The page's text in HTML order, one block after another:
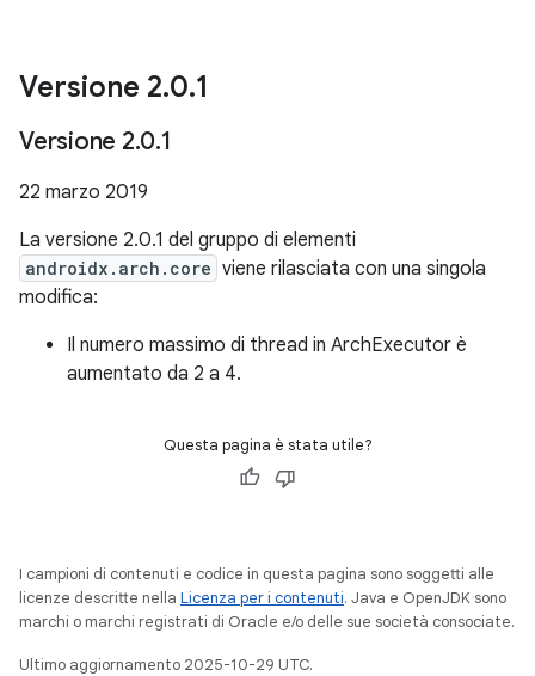
Versione 2.0.1
Versione 2.0.1
22 marzo 2019
La versione 2.0.1 del gruppo di elementi
androidx.arch.core viene rilasciata con una singola
modifica:
Il numero massimo di thread in ArchExecutor è
aumentato da 2 a 4.
Questa pagina è stata utile?
I campioni di contenuti e codice in questa pagina sono soggetti alle
licenze descritte nella Licenza per i contenuti. Java e OpenJDK sono
marchi o marchi registrati di Oracle e/o delle sue società consociate.
Ultimo aggiornamento 2025-10-29 UTC.